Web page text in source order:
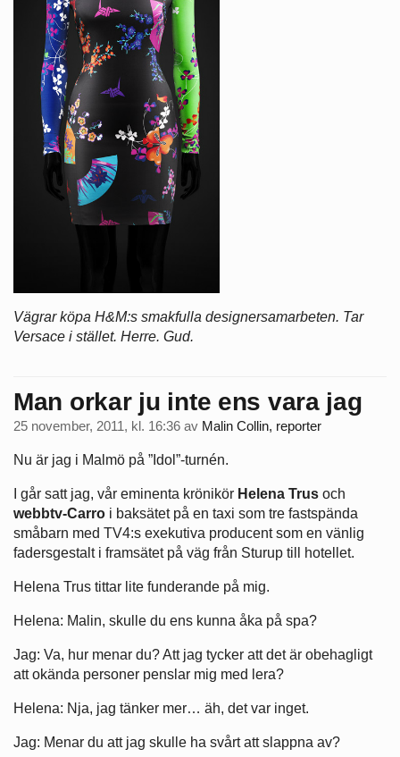
Vägrar köpa H&M:s smakfulla designersamarbeten. Tar
Versace i stället. Herre. Gud.
Man orkar ju inte ens vara jag
25 november, 2011, kl. 16:36 av Malin Collin, reporter
Nu är jag i Malmö på ”Idol”-turnén.
I går satt jag, vår eminenta krönikör Helena Trus och
webbtv-Carro i baksätet på en taxi som tre fastspända
småbarn med TV4:s exekutiva producent som en vänlig
fadersgestalt i framsätet på väg från Sturup till hotellet.
Helena Trus tittar lite funderande på mig.
Helena: Malin, skulle du ens kunna åka på spa?
Jag: Va, hur menar du? Att jag tycker att det är obehagligt
att okända personer penslar mig med lera?
Helena: Nja, jag tänker mer… äh, det var inget.
Jag: Menar du att jag skulle ha svårt att slappna av?